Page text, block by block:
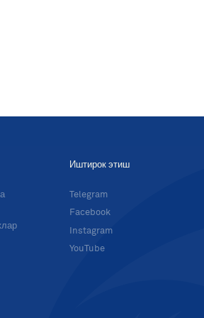
Иштирок этиш
Telegram
Facebook
Instagram
YouTube